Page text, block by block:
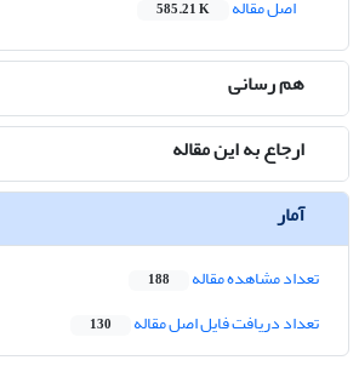
اصل مقاله
585.21 K
هم رسانی
ارجاع به این مقاله
آمار
تعداد مشاهده مقاله 188
تعداد دریافت فایل اصل مقاله 130